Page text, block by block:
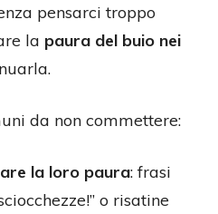
pensarci troppo
la paura del buio nei
da non commettere:
la loro paura: frasi
o risatine